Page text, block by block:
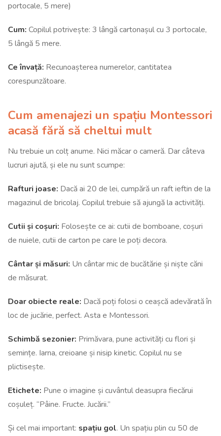
portocale, 5 mere)
Cum: Copilul potrivește: 3 lângă cartonașul cu 3 portocale,
5 lângă 5 mere.
Ce învață: Recunoașterea numerelor, cantitatea
corespunzătoare.
Cum amenajezi un spațiu Montessori
acasă fără să cheltui mult
Nu trebuie un colț anume. Nici măcar o cameră. Dar câteva
lucruri ajută, și ele nu sunt scumpe:
Rafturi joase: Dacă ai 20 de lei, cumpără un raft ieftin de la
magazinul de bricolaj. Copilul trebuie să ajungă la activități.
Cutii și coșuri: Folosește ce ai: cutii de bomboane, coșuri
de nuiele, cutii de carton pe care le poți decora.
Cântar și măsuri: Un cântar mic de bucătărie și niște căni
de măsurat.
Doar obiecte reale: Dacă poți folosi o ceașcă adevărată în
loc de jucărie, perfect. Asta e Montessori.
Schimbă sezonier: Primăvara, pune activități cu flori și
semințe. Iarna, creioane și nisip kinetic. Copilul nu se
plictisește.
Etichete: Pune o imagine și cuvântul deasupra fiecărui
coșuleț. “Pâine. Fructe. Jucării.”
Și cel mai important: spațiu gol. Un spațiu plin cu 50 de